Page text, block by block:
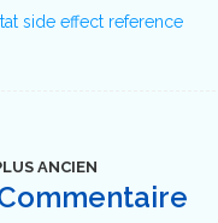
side effect reference
ANCIEN